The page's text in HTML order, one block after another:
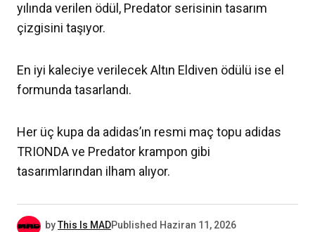
yılında verilen ödül, Predator serisinin tasarım
çizgisini taşıyor.
En iyi kaleciye verilecek Altın Eldiven ödülü ise el
formunda tasarlandı.
Her üç kupa da adidas’ın resmi maç topu adidas
TRIONDA ve Predator krampon gibi
tasarımlarından ilham alıyor.
byThis Is MADPublished Haziran 11, 2026